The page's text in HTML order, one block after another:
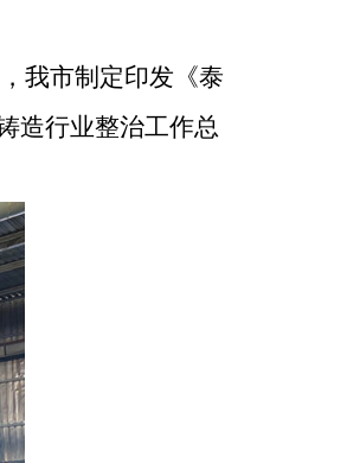
我市制定印发《泰
造行业整治工作总